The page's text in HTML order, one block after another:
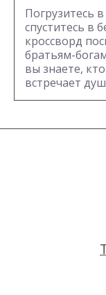
Погрузитесь
спуститесь в
кроссворд
братьям-
вы знаете,
встречает